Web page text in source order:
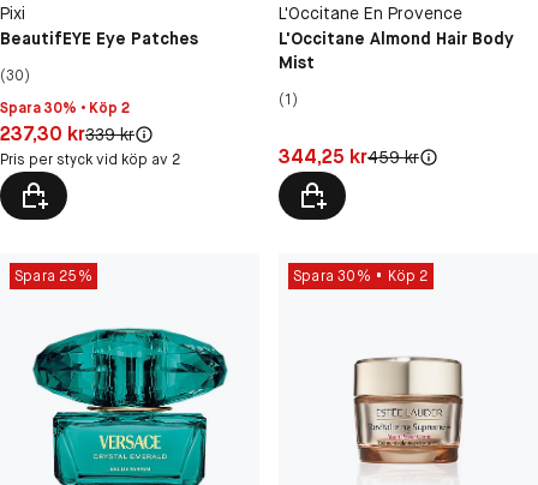
Pixi
BeautifEYE Eye Patches
(30)
Spara 30% • Köp 2
Pris: 237,30 kr
237,30 krOriginal pris:
339 kr
Pris per styck vid köp av 2
L'Occitane En Provence
L'Occitane Almond Hair Body
Mist
(1)
Pris: 344,25 kr
344,25 krOriginal pris:
459 kr
Spara 25% Spara 30% Köp 2